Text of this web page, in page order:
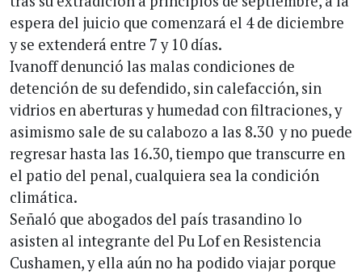
espera del juicio que comenzará el 4 de diciembre
y se extenderá entre 7 y 10 días.
Ivanoff denunció las malas condiciones de
detención de su defendido, sin calefacción, sin
vidrios en aberturas y humedad con filtraciones, y
asimismo sale de su calabozo a las 8.30 y no puede
regresar hasta las 16.30, tiempo que transcurre en
el patio del penal, cualquiera sea la condición
climática.
Señaló que abogados del país trasandino lo
asisten al integrante del Pu Lof en Resistencia
Cushamen, y ella aún no ha podido viajar porque